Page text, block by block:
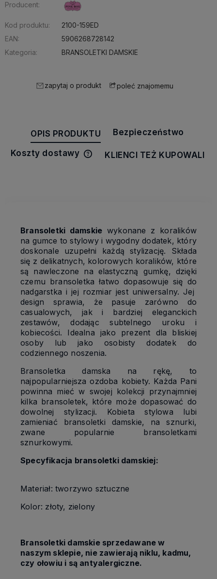
Producent:
Kod produktu:
2100-159ED
EAN:
5906268728142
Kategoria:
BRANSOLETKI DAMSKIE
zapytaj o produkt poleć znajomemu
OPIS PRODUKTU Bezpieczeństwo
Koszty dostawy
Cena nie zawiera ewentualnych
KLIENCI TEŻ KUPOWALI
Bransoletki damskie wykonane z koralików
na gumce to stylowy i wygodny dodatek, który
doskonale uzupełni każdą stylizację. Składa
się z delikatnych, kolorowych koralików, które
są nawleczone na elastyczną gumkę, dzięki
czemu bransoletka łatwo dopasowuje się do
nadgarstka i jej rozmiar jest uniwersalny. Jej
design sprawia, że pasuje zarówno do
casualowych, jak i bardziej eleganckich
zestawów, dodając subtelnego uroku i
kobiecości. Idealna jako prezent dla bliskiej
osoby lub jako osobisty dodatek do
codziennego noszenia.
Bransoletka damska na rękę, to
najpopularniejsza ozdoba kobiety. Każda Pani
powinna mieć w swojej kolekcji przynajmniej
kilka bransoletek, które może dopasować do
dowolnej stylizacji. Kobieta stylowa lubi
zamieniać bransoletki damskie, na sznurki,
zwane popularnie bransoletkami
sznurkowymi.
Specyfikacja bransoletki damskiej:
Materiał: tworzywo sztuczne
Kolor: złoty, zielony
Bransoletki damskie sprzedawane w
naszym sklepie, nie zawierają niklu, kadmu,
czy ołowiu i są antyalergiczne.